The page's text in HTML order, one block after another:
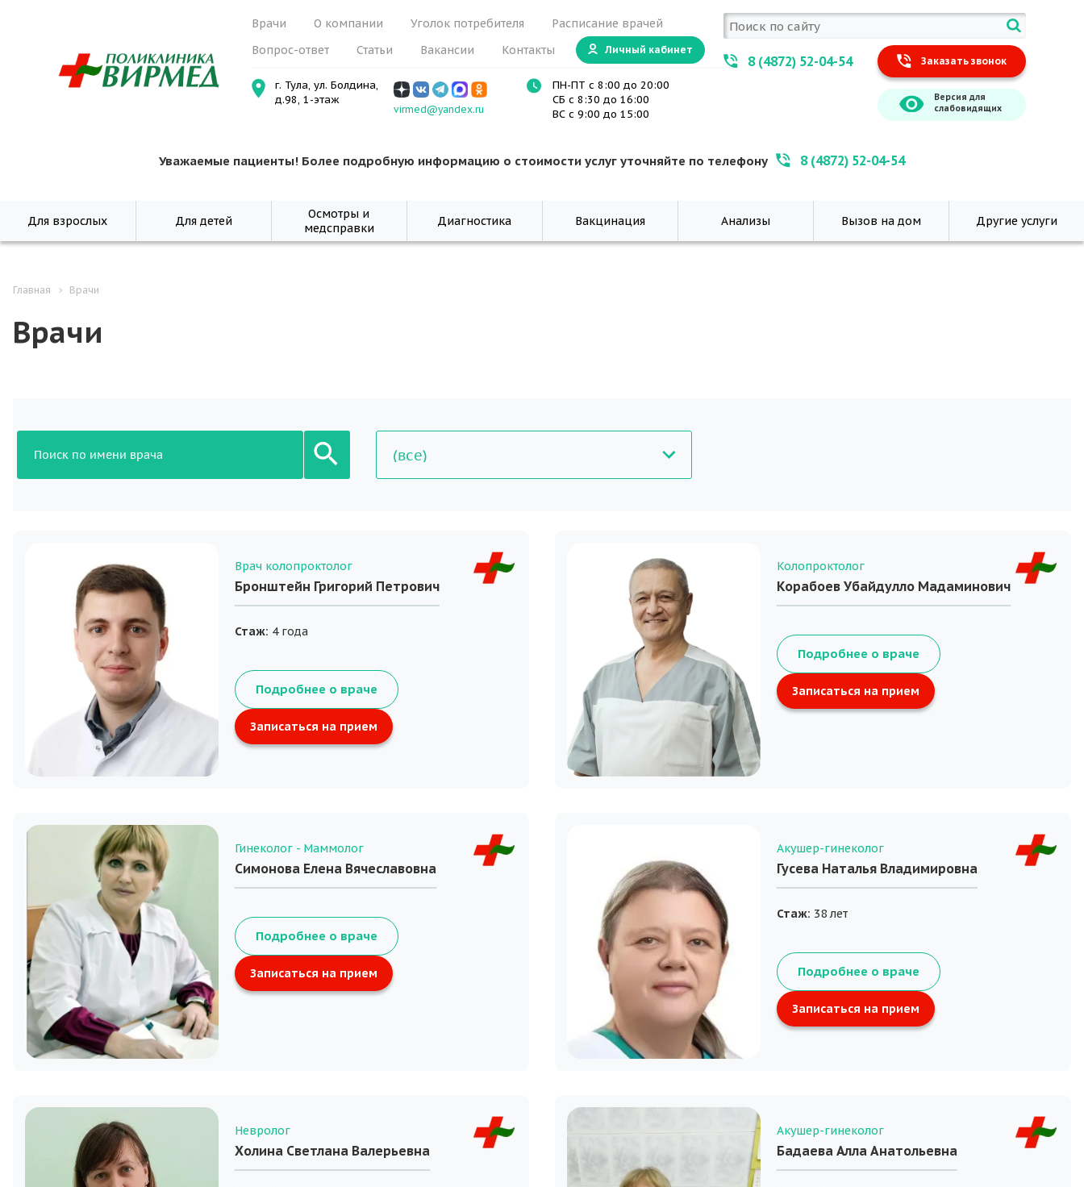
Врачи О компании Уголок потребителя
Расписание врачей
Вопрос-ответ
Статьи Вакансии Контакты Личный кабинет
г. Тула, ул. Болдина,
д.98, 1-этаж
virmed@yandex.ru
ПН-ПТ с 8:00 до 20:00
СБ с 8:30 до 16:00
ВС с 9:00 до 15:00
8 (4872) 52-04-54 Заказать звонок
Версия для
слабовидящих
Уважаемые пациенты! Более подробную информацию о стоимости услуг уточняйте по телефону 8 (4872) 52-04-54
Для взрослых Для детей
Осмотры и
медсправки
Диагностика Вакцинация Анализы Вызов на дом Другие услуги
Главная Врачи
Врачи
Врач колопроктолог
Бронштейн Григорий Петрович
Стаж: 4 года
Подробнее о враче
Записаться на прием
Колопроктолог
Корабоев Убайдулло Мадаминович
Подробнее о враче
Записаться на прием
Гинеколог - Маммолог
Симонова Елена Вячеславовна
Подробнее о враче
Записаться на прием
Акушер-гинеколог
Гусева Наталья Владимировна
Стаж: 38 лет
Подробнее о враче
Записаться на прием
Невролог
Холина Светлана Валерьевна
Акушер-гинеколог
Бадаева Алла Анатольевна